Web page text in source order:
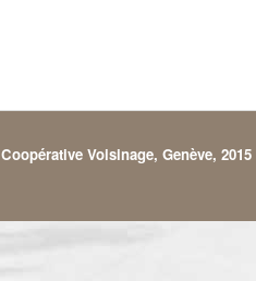
Coopérative Voisinage, Genève, 2015